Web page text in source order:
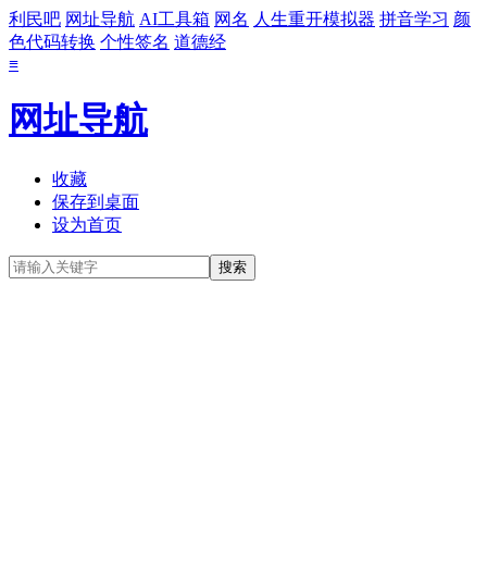
利民吧 网址导航 AI工具箱 网名 人生重开模拟器 拼音学习 颜
色代码转换 个性签名 道德经
≡
网址导航
收藏
保存到桌面
设为首页